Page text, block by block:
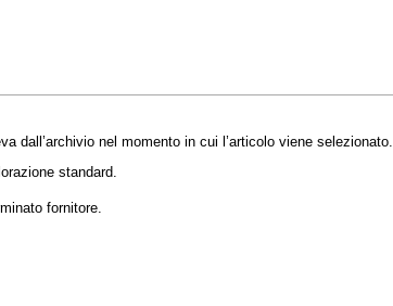
dall’archivio nel momento in cui l’articolo viene selezionato.
standard.
fornitore.